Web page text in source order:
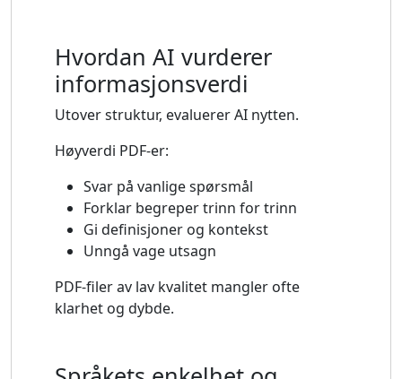
Hvordan AI vurderer
informasjonsverdi
Utover struktur, evaluerer AI nytten.
Høyverdi PDF-er:
Svar på vanlige spørsmål
Forklar begreper trinn for trinn
Gi definisjoner og kontekst
Unngå vage utsagn
PDF-filer av lav kvalitet mangler ofte
klarhet og dybde.